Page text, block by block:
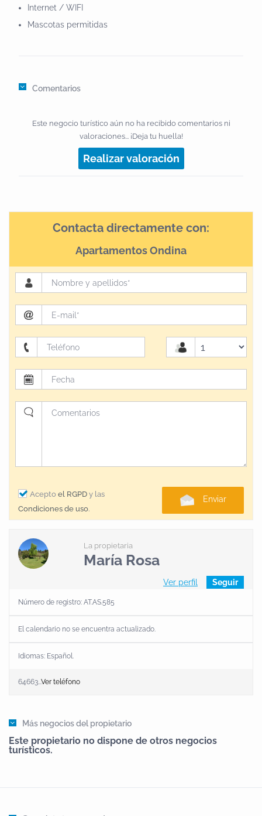
Internet / WIFI
Mascotas permitidas
Comentarios
Este negocio turístico aún no ha recibido comentarios ni
valoraciones... ¡Deja tu huella!
Realizar valoración
Contacta directamente con:
Apartamentos Ondina
Acepto el RGPD y las
Condiciones de uso.
Enviar
La propietaria
María Rosa
Ver perfil Seguir
Número de registro: AT.AS.585
El calendario no se encuentra actualizado.
Idiomas: Español.
64663...Ver teléfono
Más negocios del propietario
Este propietario no dispone de otros negocios
turísticos.